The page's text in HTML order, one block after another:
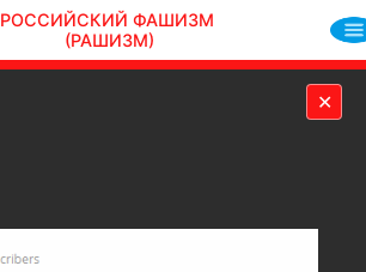
РОССИЙСКИЙ ФАШИЗМ
(РАШИЗМ)
✕